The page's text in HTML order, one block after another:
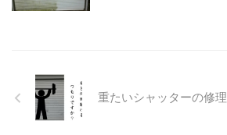
重たいシャッターの修理